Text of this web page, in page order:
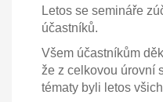
Letos se semináře
účastníků.
Všem účastníkům
že z celkovou úrovní
tématy byli letos